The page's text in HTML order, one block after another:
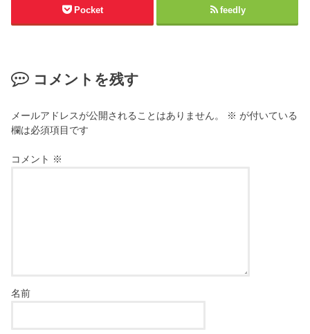
Pocket feedly
コメントを残す
メールアドレスが公開されることはありません。 ※ が付いている
欄は必須項目です
コメント ※
名前